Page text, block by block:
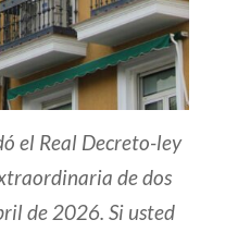
el Real Decreto-ley
de dos
de 2026. Si usted